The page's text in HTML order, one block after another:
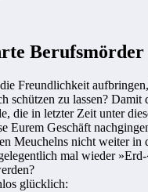
Berufsmörder
Freundlichkeit
schützen zu lassen? Damit
die in letzter Zeit unter
Eurem Geschäft
Meuchelns nicht weiter in
mal wieder
glücklich: